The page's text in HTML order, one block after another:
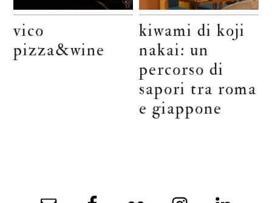
vico
pizza&wine
kiwami di koji
nakai: un
percorso di
sapori tra roma
e giappone